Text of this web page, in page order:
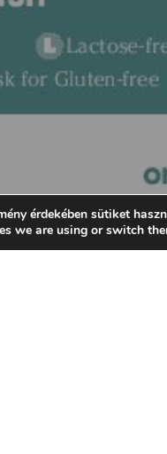
érdekében sütiket
we are using or switch